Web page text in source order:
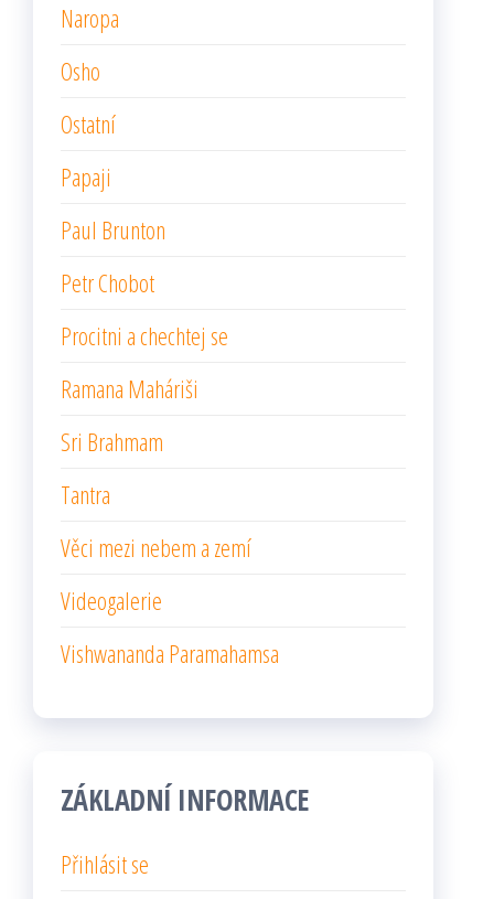
Naropa
Osho
Ostatní
Papaji
Paul Brunton
Petr Chobot
Procitni a chechtej se
Ramana Maháriši
Sri Brahmam
Tantra
Věci mezi nebem a zemí
Videogalerie
Vishwananda Paramahamsa
ZÁKLADNÍ INFORMACE
Přihlásit se